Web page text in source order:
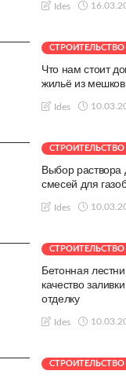
Ides
СТРОИТЕЛЬСТВО
Что нам стоит
жильё из
Ides
СТРОИТЕЛЬСТВО
Выбор раствора
смесей для
Ides
СТРОИТЕЛЬСТВО
Бетонная
качество
отделку
Ides
СТРОИТЕЛЬСТВО